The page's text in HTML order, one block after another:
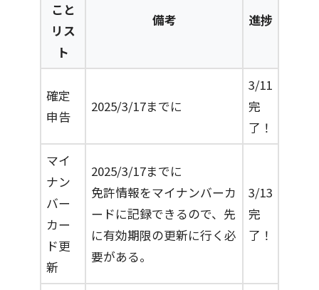
こと
リス
ト
備考 進捗
確定
申告
2025/3/17までに
3/11
完
了！
マイ
ナン
バー
カー
ド更
新
2025/3/17までに
免許情報をマイナンバーカ
ードに記録できるので、先
に有効期限の更新に行く必
要がある。
3/13
完
了！